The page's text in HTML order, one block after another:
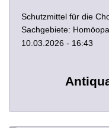
Sachgebiete:
10.03.2026 - 16:43